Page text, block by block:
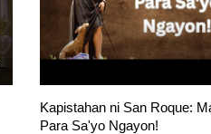
Kapistahan ni San Roque:
Para Sa'yo Ngayon!